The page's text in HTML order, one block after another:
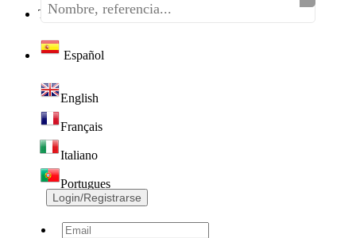
Teléfono:(+34) 968 320 046
Español
English
Français
Italiano
Portugues
Login/Registrarse